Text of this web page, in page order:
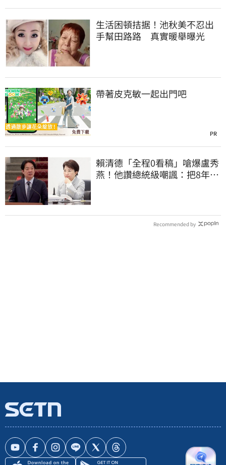
生活困頓拮据！池秋美不忍出
手幫田路路 真實暖舉曝光
帶著皮克敏一起出門吧
PR
賴清德「全程0看稿」嗆爆盧秀
燕！他讚總統級嘲諷：把8年總
Recommended by